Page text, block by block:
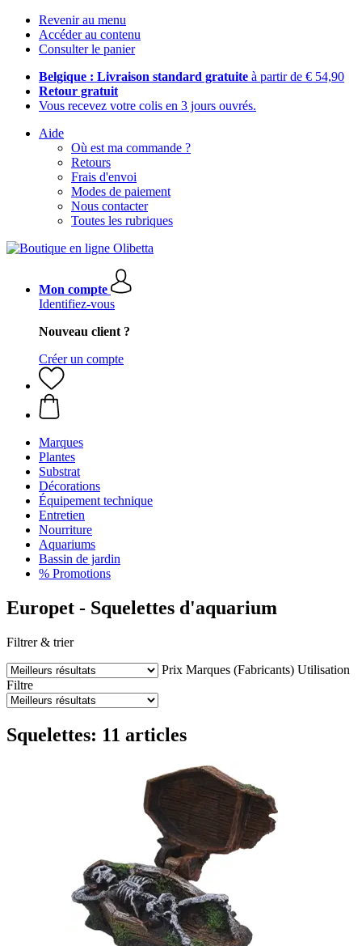
Revenir au menu
Accéder au contenu
Consulter le panier
Belgique : Livraison standard gratuite à partir de € 54,90
Retour gratuit
Vous recevez votre colis en 3 jours ouvrés.
Aide
Où est ma commande ?
Retours
Frais d'envoi
Modes de paiement
Nous contacter
Toutes les rubriques
Mon compte
Identifiez-vous
Nouveau client ?
Créer un compte
Marques
Plantes
Substrat
Décorations
Équipement technique
Entretien
Nourriture
Aquariums
Bassin de jardin
% Promotions
Europet - Squelettes d'aquarium
Filtrer & trier
Prix Marques (Fabricants) Utilisation
Filtre
Squelettes: 11 articles